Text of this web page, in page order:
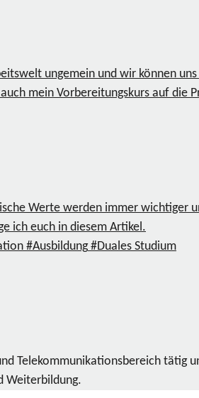
ungemein und wir können
mein Vorbereitungskurs auf
Werte werden immer wichtiger
ich euch in diesem Artikel.
#Ausbildung #Duales Studium
Telekommunikationsbereich
Weiterbildung.